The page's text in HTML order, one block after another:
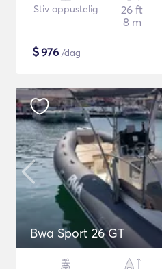
Stiv oppustelig
26 ft
8 m
$976 /dag
Bwa Sport 26 GT